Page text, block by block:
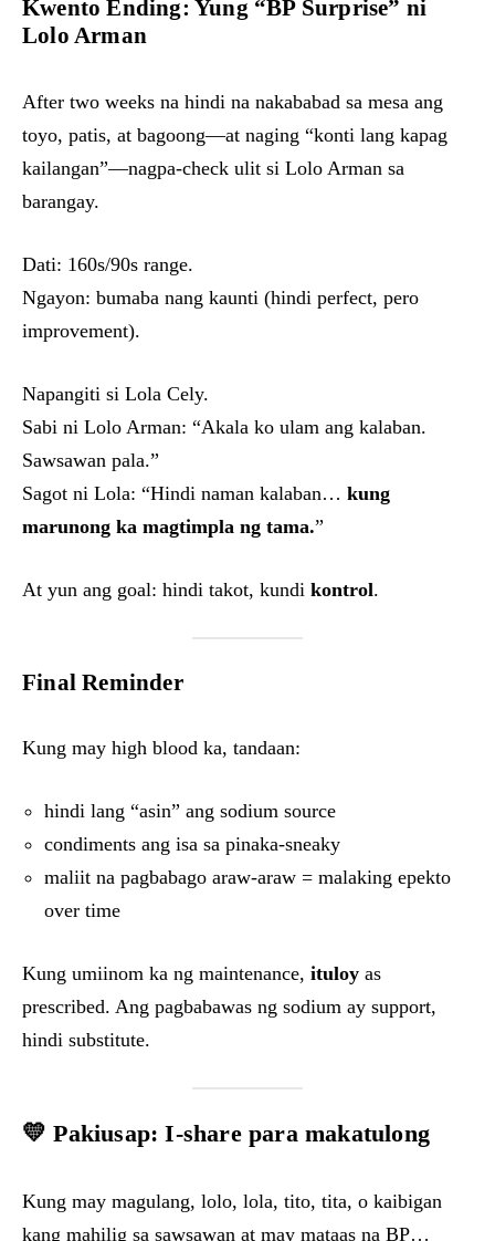
Kwento Ending: Yung “BP Surprise” ni
Lolo Arman
After two weeks na hindi na nakababad sa mesa ang
toyo, patis, at bagoong—at naging “konti lang kapag
kailangan”—nagpa-check ulit si Lolo Arman sa
barangay.
Dati: 160s/90s range.
Ngayon: bumaba nang kaunti (hindi perfect, pero
improvement).
Napangiti si Lola Cely.
Sabi ni Lolo Arman: “Akala ko ulam ang kalaban.
Sawsawan pala.”
Sagot ni Lola: “Hindi naman kalaban… kung
marunong ka magtimpla ng tama.”
At yun ang goal: hindi takot, kundi kontrol.
Final Reminder
Kung may high blood ka, tandaan:
hindi lang “asin” ang sodium source
condiments ang isa sa pinaka-sneaky
maliit na pagbabago araw-araw = malaking epekto
over time
Kung umiinom ka ng maintenance, ituloy as
prescribed. Ang pagbabawas ng sodium ay support,
hindi substitute.
💛 Pakiusap: I-share para makatulong
Kung may magulang, lolo, lola, tito, tita, o kaibigan
kang mahilig sa sawsawan at may mataas na BP…